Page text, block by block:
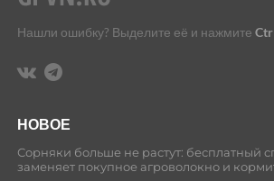
Нашли ошибку? Выделите её и нажмите
НОВОЕ
Сорняки больше не растут: бесплатный
заменяет покупное агроволокно и